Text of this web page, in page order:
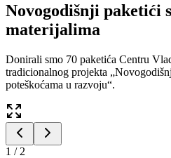
Novogodišnji paketići
materijalima
Donirali smo 70 paketića Centru
tradicionalnog projekta
poteškoćama u razvoju“.
1 / 2